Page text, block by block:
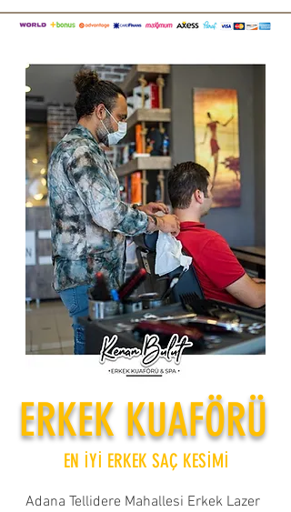
ERKEK KUAFÖRÜ
EN İYİ ERKEK SAÇ KESİMİ
Adana Tellidere Mahallesi Erkek Lazer